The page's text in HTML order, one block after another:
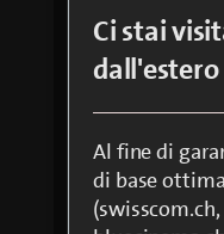
ABBONAMENTO
Prezzo al
CHF
Durata
Ci stai
dall'estero
Al fine di
di base